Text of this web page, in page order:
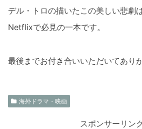
デル・トロの描いたこの美しい悲劇
Netflixで必見の一本です。
最後までお付き合いいただいてあり
海外ドラマ・映画
スポンサーリンク